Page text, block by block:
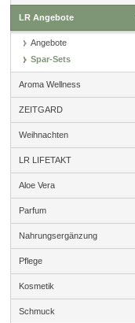
LR Angebote
Angebote
Spar-Sets
Aroma Wellness
ZEITGARD
Weihnachten
LR LIFETAKT
Aloe Vera
Parfum
Nahrungsergänzung
Pflege
Kosmetik
Schmuck